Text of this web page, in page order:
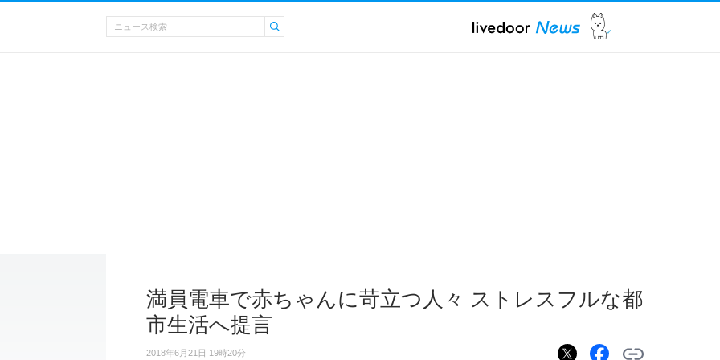
満員電車で赤ちゃんに苛立つ人々 ストレスフルな都
市生活へ提言
2018年6月21日 19時20分